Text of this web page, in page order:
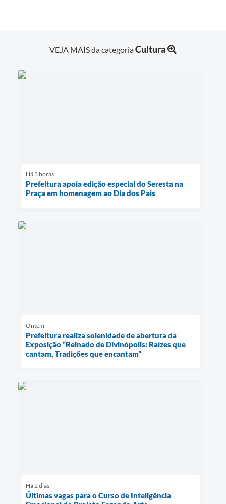
VEJA MAIS da categoriaCultura
Há 3 horas
Prefeitura apoia edição especial do Seresta na
Praça em homenagem ao Dia dos Pais
Ontem
Prefeitura realiza solenidade de abertura da
Exposição “Reinado de Divinópolis: Raízes que
cantam, Tradições que encantam”
Há 2 dias
Últimas vagas para o Curso de Inteligência